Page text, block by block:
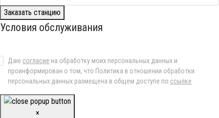
Заказать станцию
Условия обслуживания
Даю согласие на обработку моих персональных данных и
проинформирован о том, что Политика в отношении обработки
персональных данных размещена в общем доступе по ссылке
×